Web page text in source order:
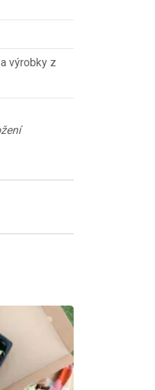
výrobky z